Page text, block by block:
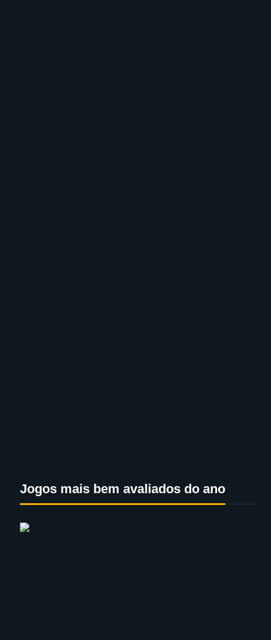
Jogos mais bem avaliados do ano